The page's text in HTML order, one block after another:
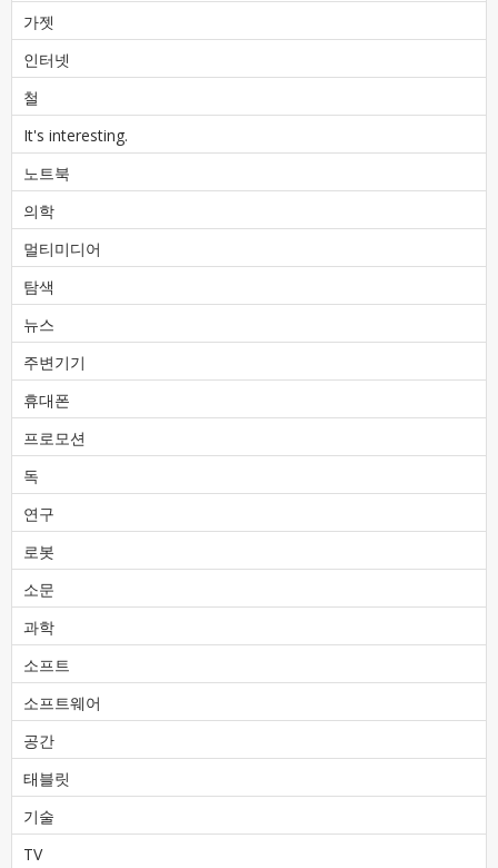
가젯
인터넷
철
It's interesting.
노트북
의학
멀티미디어
탐색
뉴스
주변기기
휴대폰
프로모션
독
연구
로봇
소문
과학
소프트
소프트웨어
공간
태블릿
기술
TV